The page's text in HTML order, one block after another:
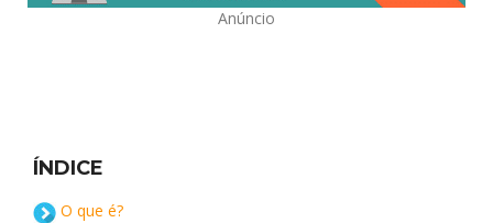
Anúncio
ÍNDICE
O que é?